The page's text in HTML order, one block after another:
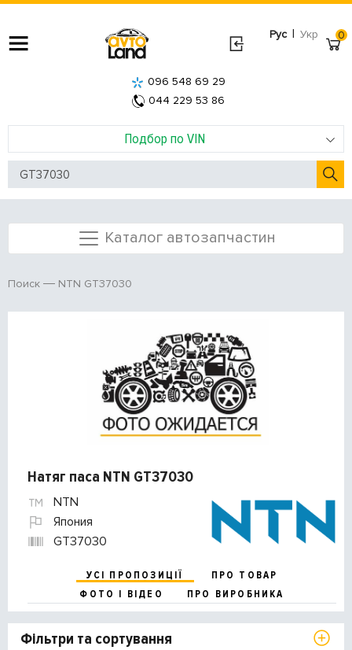
Рус | Укр
Подбор по VIN
096 548 69 29
044 229 53 86
0
Каталог автозапчастин
Поиск NTN GT37030
Натяг паса NTN GT37030
NTN
Япония
GT37030
УСІ ПРОПОЗИЦІЇ
ПРО ТОВАР
ФОТО І ВІДЕО
ПРО ВИРОБНИКА
Фільтри та сортування